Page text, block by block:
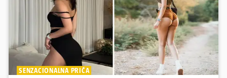
SENZACIONALNA PRIČA